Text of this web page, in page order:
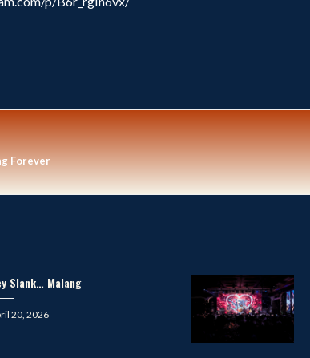
Forever
Slank… Malang
20, 2026